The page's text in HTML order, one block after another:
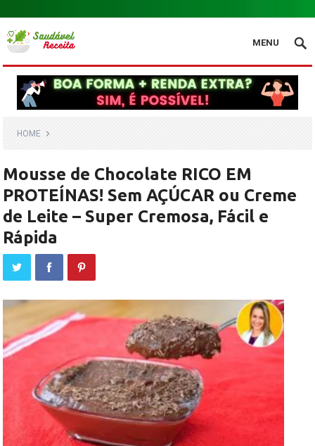
.
MENU
HOME
Mousse de Chocolate RICO EM
PROTEÍNAS! Sem AÇÚCAR ou Creme
de Leite – Super Cremosa, Fácil e
Rápida